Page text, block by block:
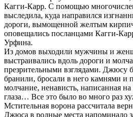
Кагги-Карр. С помощью
выследила, куда направился
дороги, вымощенной желтым
оповещались посланцами Кагги-
Урфина.
Из домов выходили мужчины и
выстраивались вдоль дороги и
презрительными взглядами. Джюсу
бранили, бросали в него камнями и
молчание, ненависть, написанная
глаза… Все это было во много раз
Мстительная ворона рассчитала
Джюса в родные места напоминало